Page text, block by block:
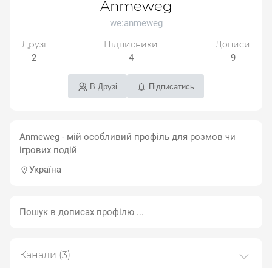
Anmeweg
we:anmeweg
Друзі
2
Підписники
4
Дописи
9
В Друзі Підписатись
Anmeweg - мій особливий профіль для розмов чи
ігрових подій
Україна
Канали (3)